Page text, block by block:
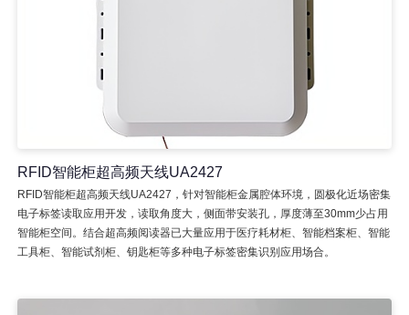
RFID智能柜超高频天线UA2427
RFID智能柜超高频天线UA2427，针对智能柜金属腔体环境，圆极化近场密集
电子标签读取应用开发，读取角度大，侧面带安装孔，厚度薄至30mm少占用
智能柜空间。结合超高频阅读器已大量应用于医疗耗材柜、智能档案柜、智能
工具柜、智能试剂柜、钥匙柜等多种电子标签密集识别应用场合。